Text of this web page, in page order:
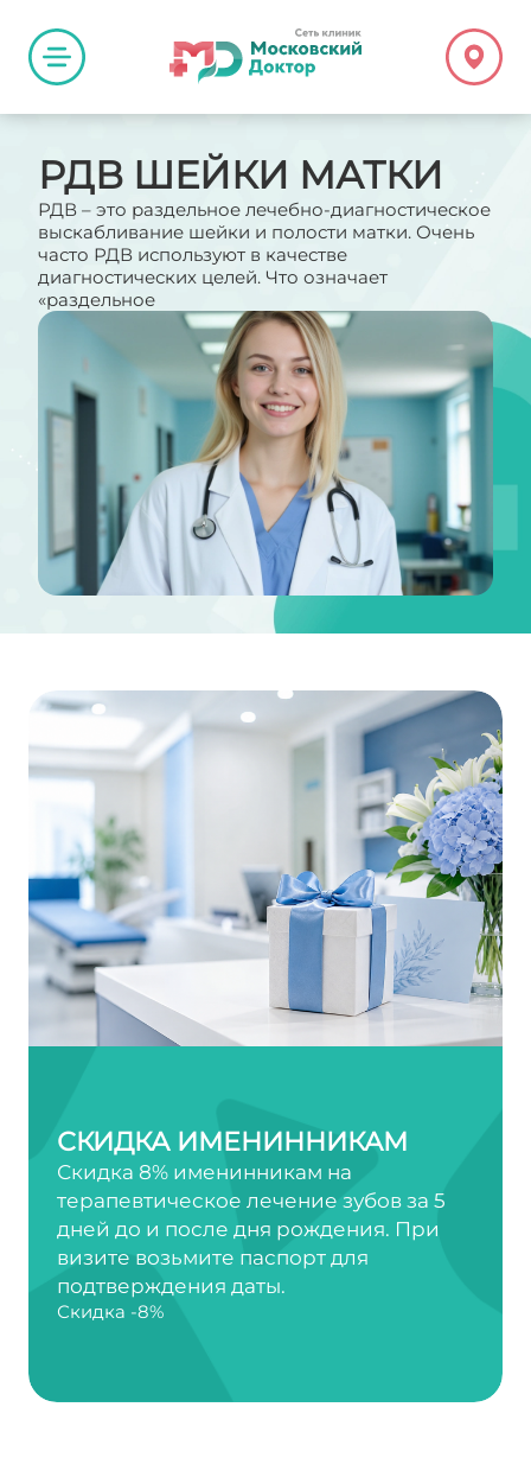
РДВ ШЕЙКИ МАТКИ
РДВ – это раздельное лечебно-диагностическое
выскабливание шейки и полости матки. Очень
часто РДВ используют в качестве
диагностических целей. Что означает
«раздельное
СКИДКА ИМЕНИННИКАМ
Скидка 8% именинникам на
терапевтическое лечение зубов за 5
дней до и после дня рождения. При
визите возьмите паспорт для
подтверждения даты.
Скидка -8%